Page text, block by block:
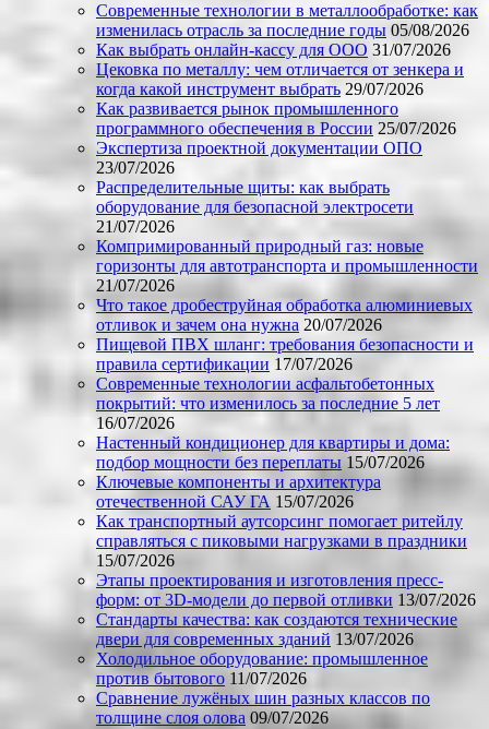
Современные технологии в металлообработке: как
изменилась отрасль за последние годы 05/08/2026
Как выбрать онлайн-кассу для ООО 31/07/2026
Цековка по металлу: чем отличается от зенкера и
когда какой инструмент выбрать 29/07/2026
Как развивается рынок промышленного
программного обеспечения в России 25/07/2026
Экспертиза проектной документации ОПО
23/07/2026
Распределительные щиты: как выбрать
оборудование для безопасной электросети
21/07/2026
Компримированный природный газ: новые
горизонты для автотранспорта и промышленности
21/07/2026
Что такое дробеструйная обработка алюминиевых
отливок и зачем она нужна 20/07/2026
Пищевой ПВХ шланг: требования безопасности и
правила сертификации 17/07/2026
Современные технологии асфальтобетонных
покрытий: что изменилось за последние 5 лет
16/07/2026
Настенный кондиционер для квартиры и дома:
подбор мощности без переплаты 15/07/2026
Ключевые компоненты и архитектура
отечественной САУ ГА 15/07/2026
Как транспортный аутсорсинг помогает ритейлу
справляться с пиковыми нагрузками в праздники
15/07/2026
Этапы проектирования и изготовления пресс-
форм: от 3D-модели до первой отливки 13/07/2026
Стандарты качества: как создаются технические
двери для современных зданий 13/07/2026
Холодильное оборудование: промышленное
против бытового 11/07/2026
Сравнение лужёных шин разных классов по
толщине слоя олова 09/07/2026